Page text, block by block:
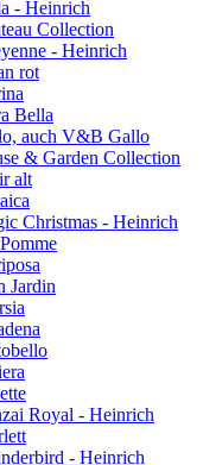
- Heinrich
Collection
- Heinrich
rot
Bella
auch V&B Gallo
& Garden Collection
alt
Christmas - Heinrich
Jardin
Royal - Heinrich
- Heinrich